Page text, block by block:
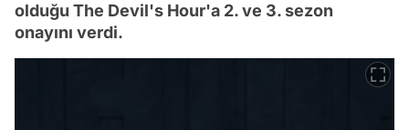
olduğu The Devil's Hour'a 2. ve 3. sezon
onayını verdi.